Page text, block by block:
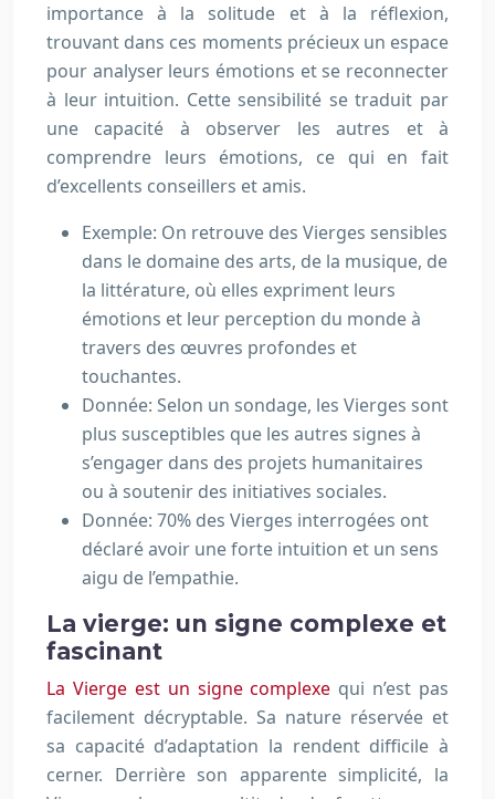
importance à la solitude et à la réflexion,
trouvant dans ces moments précieux un espace
pour analyser leurs émotions et se reconnecter
à leur intuition. Cette sensibilité se traduit par
une capacité à observer les autres et à
comprendre leurs émotions, ce qui en fait
d’excellents conseillers et amis.
Exemple: On retrouve des Vierges sensibles
dans le domaine des arts, de la musique, de
la littérature, où elles expriment leurs
émotions et leur perception du monde à
travers des œuvres profondes et
touchantes.
Donnée: Selon un sondage, les Vierges sont
plus susceptibles que les autres signes à
s’engager dans des projets humanitaires
ou à soutenir des initiatives sociales.
Donnée: 70% des Vierges interrogées ont
déclaré avoir une forte intuition et un sens
aigu de l’empathie.
La vierge: un signe complexe et
fascinant
La Vierge est un signe complexe qui n’est pas
facilement décryptable. Sa nature réservée et
sa capacité d’adaptation la rendent difficile à
cerner. Derrière son apparente simplicité, la